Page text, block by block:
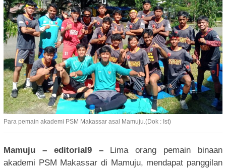
Para pemain akademi PSM Makassar asal Mamuju.(Dok : Ist)
Mamuju – editorial9 –Lima orang pemain binaan
akademi PSM Makassar di Mamuju, mendapat panggilan